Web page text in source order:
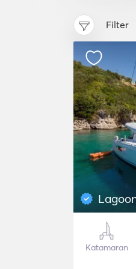
Filter
Katamaran